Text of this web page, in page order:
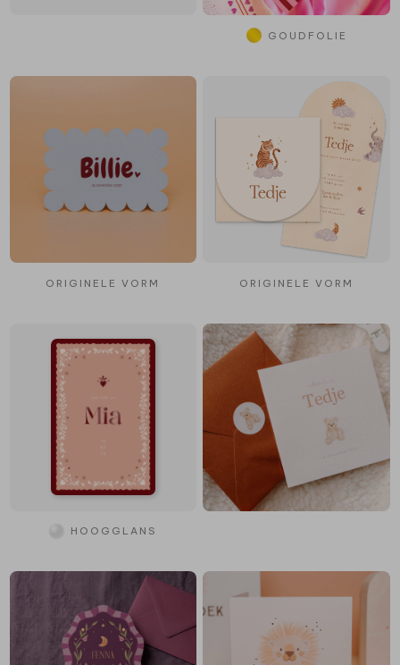
GOUDFOLIE
ORIGINELE VORM ORIGINELE VORM
HOOGGLANS